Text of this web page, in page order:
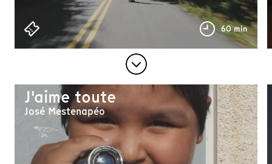
60 min
J'aime toute
José Mestenapéo